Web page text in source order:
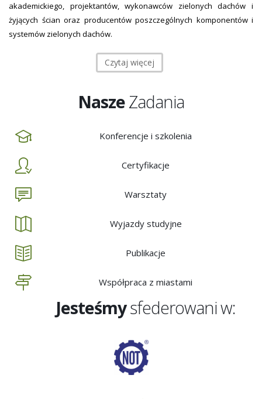
akademickiego, projektantów, wykonawców zielonych dachów i
żyjących ścian oraz producentów poszczególnych komponentów i
systemów zielonych dachów.
Czytaj więcej
NaszeZadania
Konferencje i szkolenia
Certyfikacje
Warsztaty
Wyjazdy studyjne
Publikacje
Współpraca z miastami
Jesteśmysfederowani w: